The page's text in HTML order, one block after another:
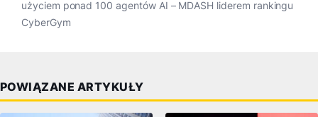
użyciem ponad 100 agentów AI – MDASH liderem rankingu
CyberGym
POWIĄZANE ARTYKUŁY